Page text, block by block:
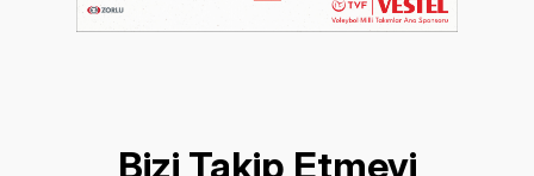
Bizi Takip Etmeyi